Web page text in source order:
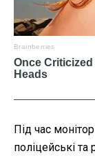
Під час
поліцейські